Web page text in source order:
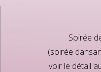
Soirée
(soirée
voir le détail